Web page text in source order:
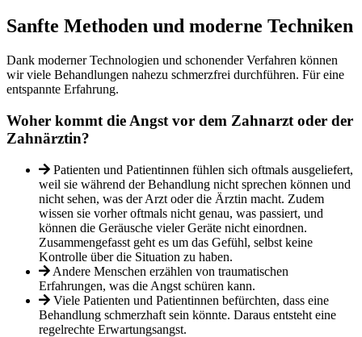
Sanfte Methoden und moderne Techniken
Dank moderner Technologien und schonender Verfahren können
wir viele Behandlungen nahezu schmerzfrei durchführen. Für eine
entspannte Erfahrung.
Woher kommt die Angst vor dem Zahnarzt oder der
Zahnärztin?
Patienten und Patientinnen fühlen sich oftmals ausgeliefert,
weil sie während der Behandlung nicht sprechen können und
nicht sehen, was der Arzt oder die Ärztin macht. Zudem
wissen sie vorher oftmals nicht genau, was passiert, und
können die Geräusche vieler Geräte nicht einordnen.
Zusammengefasst geht es um das Gefühl, selbst keine
Kontrolle über die Situation zu haben.
Andere Menschen erzählen von traumatischen
Erfahrungen, was die Angst schüren kann.
Viele Patienten und Patientinnen befürchten, dass eine
Behandlung schmerzhaft sein könnte. Daraus entsteht eine
regelrechte Erwartungsangst.